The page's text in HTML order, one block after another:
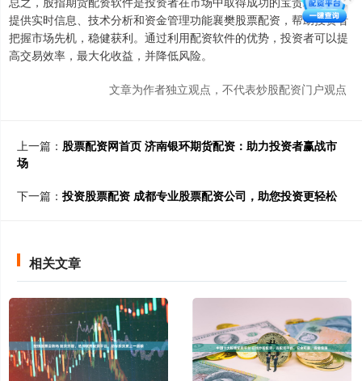
提供实时信息、技术分析和资金管理功能襄樊股票配资，帮助投资者
把握市场先机，稳健获利。通过利用配资软件的优势，投资者可以提
高交易效率，最大化收益，并降低风险。
文章为作者独立观点，不代表炒股配资门户观点
上一篇： 股票配资网首页 济南银环期货配资：助力投资者赢战市
场
下一篇： 投资股票配资 成都专业股票配资公司，助您投资更轻松
相关文章